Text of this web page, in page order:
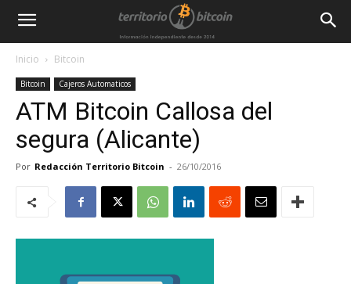
Inicio Bitcoin
Bitcoin Cajeros Automaticos
ATM Bitcoin Callosa del
segura (Alicante)
Por Redacción Territorio Bitcoin - 26/10/2016